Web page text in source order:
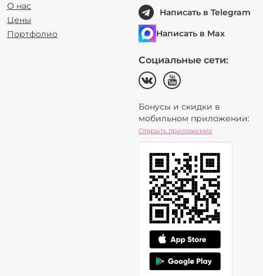
О нас
Цены
Портфолио
Написать в Telegram
Написать в Max
Социальные сети:
Бонусы и скидки в
мобильном приложении:
Открыть приложение